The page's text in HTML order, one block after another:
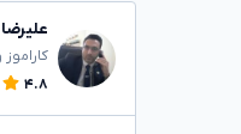
علیرضا
۴.۸